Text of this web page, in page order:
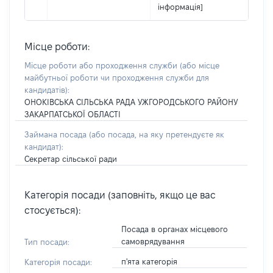
інформація]
Місце роботи:
Місце роботи або проходження служби (або місце
майбутньої роботи чи проходження служби для
кандидатів):
ОНОКІВСЬКА СІЛЬСЬКА РАДА УЖГОРОДСЬКОГО РАЙОНУ
ЗАКАРПАТСЬКОЇ ОБЛАСТІ
Займана посада (або посада, на яку претендуєте як
кандидат):
Секретар сільської ради
Категорія посади (заповніть, якщо це вас
стосується):
Тип посади:
Посада в органах місцевого
самоврядування
Категорія посади: п'ята категорія